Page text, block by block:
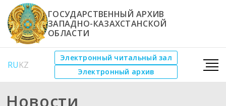
ГОСУДАРСТВЕННЫЙ АРХИВ
ЗАПАДНО-КАЗАХСТАНСКОЙ
ОБЛАСТИ
RUKZ
Электронный читальный зал
Электронный архив
Новости